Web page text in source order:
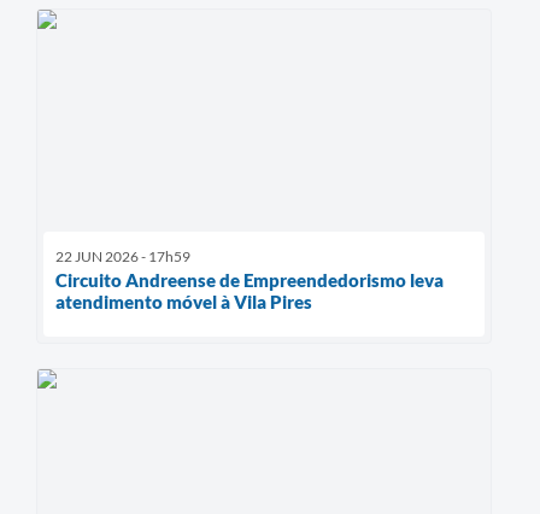
22 JUN 2026 - 17h59
Circuito Andreense de Empreendedorismo leva
atendimento móvel à Vila Pires